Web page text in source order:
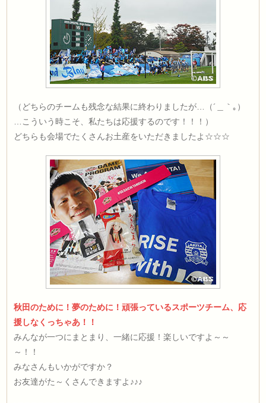
（どちらのチームも残念な結果に終わりましたが…（´＿｀｡）
…こういう時こそ、私たちは応援するのです！！！）
どちらも会場でたくさんお土産をいただきましたよ☆☆☆
秋田のために！夢のために！頑張っているスポーツチーム、応
援しなくっちゃあ！！
みんなが一つにまとまり、一緒に応援！楽しいですよ～～
～！！
みなさんもいかがですか？
お友達がた～くさんできますよ♪♪♪